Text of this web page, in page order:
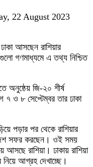
22 August 2023
আসছেন রাশিয়ার
গণমাধ্যমে এ তথ্য নিশ্চিত
অনুষ্ঠেয় জি-২০ শীর্ষ
ও ৮ সেপ্টেম্বর তার ঢাকা
পড়ার পর থেকে রাশিয়ার
দেশ সফর করছেন। ওই সময়
রাশিয়া। ঢাকায় রাশিয়া
নিয়ে আগ্রহ দেখাচ্ছে।